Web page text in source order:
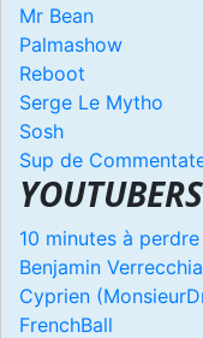
Mr Bean
Palmashow
Reboot
Serge Le Mytho
Sosh
Sup de
YOUTUBERS
10 minutes à perdre
Benjamin Verrecchia
Cyprien
FrenchBall